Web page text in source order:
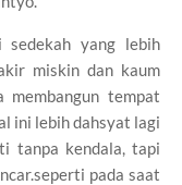
sedekah yang lebih
miskin dan kaum
tempat
ini lebih dahsyat lagi
tanpa kendala, tapi
pada saat